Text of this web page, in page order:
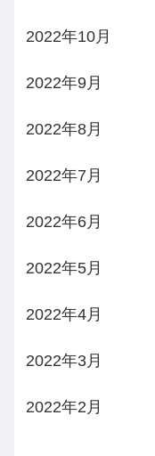
2022年10月
2022年9月
2022年8月
2022年7月
2022年6月
2022年5月
2022年4月
2022年3月
2022年2月